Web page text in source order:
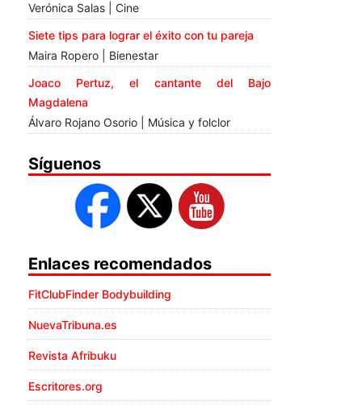
Verónica Salas | Cine
Siete tips para lograr el éxito con tu pareja
Maira Ropero | Bienestar
Joaco Pertuz, el cantante del Bajo
Magdalena
Álvaro Rojano Osorio | Música y folclor
Síguenos
Enlaces recomendados
FitClubFinder Bodybuilding
NuevaTribuna.es
Revista Afribuku
Escritores.org